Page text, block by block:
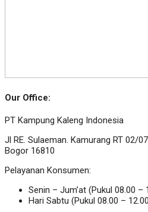
Our Office:
PT Kampung Kaleng Indonesia
Jl RE. Sulaeman. Kamurang RT 02/
Bogor 16810
Pelayanan Konsumen:
Senin – Jum’at (Pukul 08.00 –
Hari Sabtu (Pukul 08.00 –